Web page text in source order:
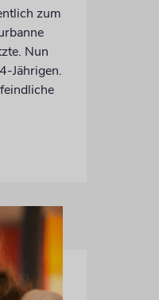
zum
Nun
Jährigen.